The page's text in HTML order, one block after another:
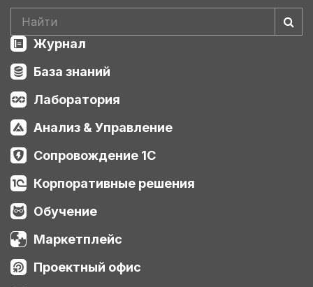
Журнал
База знаний
Лаборатория
Анализ & Управление
Сопровождение 1С
Корпоративные решения
Обучение
Маркетплейс
Проектный офис